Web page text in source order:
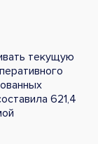
текущую
621,4